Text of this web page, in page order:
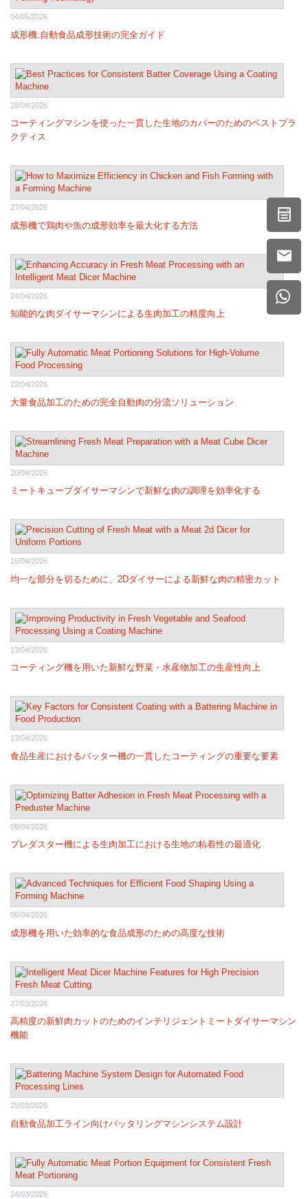
04/05/2026
成形機:自動食品成形技術の完全ガイド
28/04/2026
コーティングマシンを使った一貫した生地のカバーのためのベストプラ
クティス
27/04/2026
成形機で鶏肉や魚の成形効率を最大化する方法
24/04/2026
知能的な肉ダイサーマシンによる生肉加工の精度向上
22/04/2026
大量食品加工のための完全自動肉の分流ソリューション
20/04/2026
ミートキューブダイサーマシンで新鮮な肉の調理を効率化する
15/04/2026
均一な部分を切るために、2Dダイサーによる新鮮な肉の精密カット
13/04/2026
コーティング機を用いた新鮮な野菜・水産物加工の生産性向上
13/04/2026
食品生産におけるバッター機の一貫したコーティングの重要な要素
09/04/2026
プレダスター機による生肉加工における生地の粘着性の最適化
06/04/2026
成形機を用いた効率的な食品成形のための高度な技術
27/03/2026
高精度の新鮮肉カットのためのインテリジェントミートダイサーマシン
機能
25/03/2026
自動食品加工ライン向けバッタリングマシンシステム設計
24/03/2026